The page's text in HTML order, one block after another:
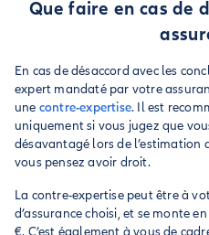
Que faire en cas de
En cas de désaccord avec les
expert mandaté par votre
une contre-expertise. Il est
uniquement si vous jugez que
désavantagé lors de l’estimation
vous pensez avoir droit.
La contre-expertise peut être à
d’assurance choisi, et se monte
€. C’est également à vous de